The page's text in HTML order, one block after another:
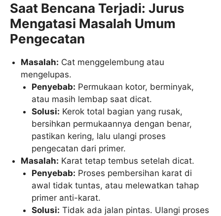
Saat Bencana Terjadi: Jurus
Mengatasi Masalah Umum
Pengecatan
Masalah: Cat menggelembung atau
mengelupas.
Penyebab: Permukaan kotor, berminyak,
atau masih lembap saat dicat.
Solusi: Kerok total bagian yang rusak,
bersihkan permukaannya dengan benar,
pastikan kering, lalu ulangi proses
pengecatan dari primer.
Masalah: Karat tetap tembus setelah dicat.
Penyebab: Proses pembersihan karat di
awal tidak tuntas, atau melewatkan tahap
primer anti-karat.
Solusi: Tidak ada jalan pintas. Ulangi proses